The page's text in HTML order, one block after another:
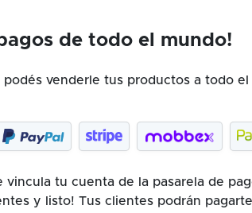
de todo el mundo!
podés venderle tus productos a todo
vincula tu cuenta de la pasarela de
y listo! Tus clientes podrán